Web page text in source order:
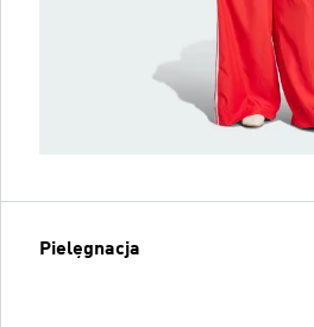
Pielęgnacja